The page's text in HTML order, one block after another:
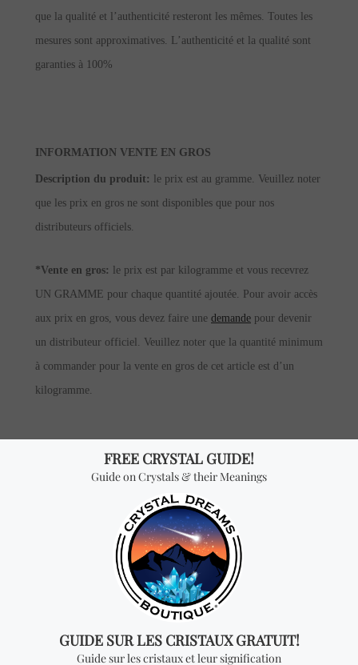
que la qualité et l’authenticité resteront les mêmes. Toutes les
mesures sont approximatives. L’authenticité et la qualité sont
garanties à 100%
INFORMATION VENTE EN GROS
Description du produit:
le prix est au gramme. Veuillez noter
que les prix en gros ne sont disponibles que pour nos
distributeurs officiels.
*Vente en gros:
le prix est par kilogramme et vous recevrez
UN GRAMME pour chaque quantité ajoutée. Pour avoir accès
aux prix en gros, vous devez faire une demande pour devenir
un distributeur officiel. Veuillez noter que la quantité minimum
à commander pour la vente en gros de cet article est d’un
kilogramme.
Vous cherchez quelque
chose de spécial? Jetez un
coup d'œil à nos produits les
plus vendus!